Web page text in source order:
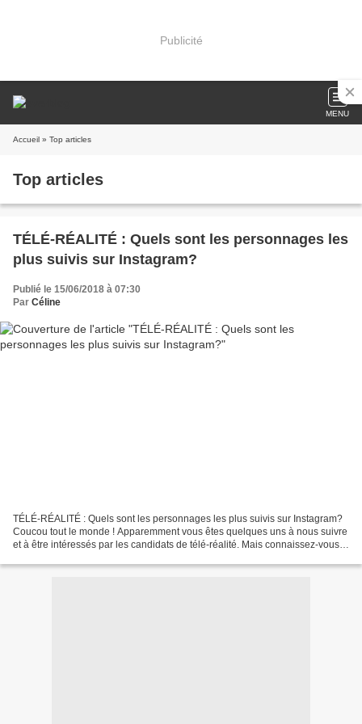
Publicité
MENU
Accueil » Top articles
Top articles
TÉLÉ-RÉALITÉ : Quels sont les personnages les
plus suivis sur Instagram?
Publié le 15/06/2018 à 07:30
Par Céline
TÉLÉ-RÉALITÉ : Quels sont les personnages les plus suivis sur Instagram?
Coucou tout le monde ! Apparemment vous êtes quelques uns à nous suivre
et à être intéressés par les candidats de télé-réalité. Mais connaissez-vous